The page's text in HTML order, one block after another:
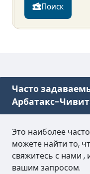
Поиск
Часто
Арбатакс-
Это наиболее
можете найти то,
свяжитесь с нами
вашим запросом.